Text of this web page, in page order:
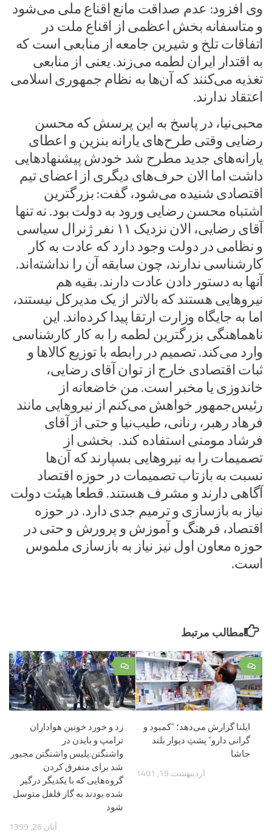
وی افزود: عدم صداقت مانع اقناع ملی می‌شود
و متاسفانه بخش اعظمی از اقناع ملت در
اتفاقات تلخ و شیرین جامعه از منابعی است که
به اقتدار ایران لطمه می‌زند. یعنی از منابعی
تغذیه می‌کنند که آن‌ها به نظام جمهوری اسلامی
اعتقاد ندارند.
محبی‌نیا، در پاسخ به این پرسش که محسن
رضایی وقتی طرح‌های یارانه بنزین و اعطای
یارانه‌های جدید مطرح شد خودش پیشنهادهایی
داشت اما الان حرف‌های دیگری از اعضای تیم
اقتصادی شنیده می‌شود، گفت: بزرگترین
اشتباه محسن رضایی ورود به دولت بود. نه تنها
آقای رضایی، الان نزدیک ۱۱ نفر ژنرال سیاسی
و نظامی در دولت وجود دارد که عادت به کار
کارشناسی ندارند، چون سابقه آن را نداشته‌اند.
آنها به دستور دادن عادت دارند. بقیه هم
نیروهایی هستند که بالاتر از یک مدیرکل نیستند،
اما به جایگاه وزارت ارتقا پیدا کرده‌اند. این
ناهماهنگی بزرگترین لطمه را به کار کارشناسی
وارد می‌کند. تصمیم در رابطه با توزیع کالاها و
ثبات اقتصادی خارج از توان آقای رضایی،
خاندوزی یا مخبر است. من خاضعانه از
رئیس‌جمهور خواهش می‌کنم از نیروهایی مانند
فرهاد رهبر، رنانی، طیب‌نیا و حتی از آقای
فرشاد مومنی استفاده کند. بخشی از
تصمیمات را به نیروهایی بسپارند که آن‌ها
نسبت به بازتاب تصمیمات در حوزه اقتصاد
آگاهی دارند و مشرف هستند. قطعا هیئت دولت
نیاز به بازسازی و ترمیم جدی دارد. در حوزه
اقتصاد، فرهنگ و آموزش و پرورش و حتی در
حوزه معاون اول نیز نیاز به بازسازی ملموس
است.
مطالب مرتبط
۰
زد و خورد خونین هواداران
ترامپ و بایدن در
واشنگتن:پلیس واشنگتن مجبور
شد برای متفرق کردن
گروه‌هایی که با یکدیگر درگیر
شده بودند به گاز فلفل متوسل
شود
آبان 26, 1399
۰
ایلنا گزارش می‌دهد؛ “کمبود و
گرانی دارو” پشتِ دیوار بلند
حاشا
اردیبهشت 19, 1401